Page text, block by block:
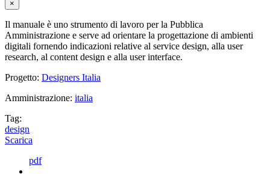
×
Il manuale è uno strumento di lavoro per la Pubblica
Amministrazione e serve ad orientare la progettazione di ambienti
digitali fornendo indicazioni relative al service design, alla user
research, al content design e alla user interface.
Progetto: Designers Italia
Amministrazione: italia
Tag:
design
Scarica
pdf